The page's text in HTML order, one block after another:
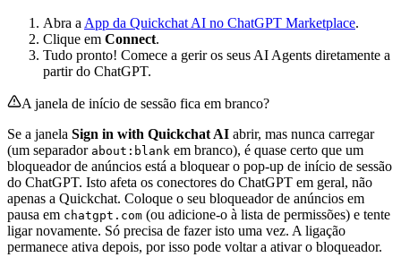
Abra a App da Quickchat AI no ChatGPT Marketplace.
Clique em Connect.
Tudo pronto! Comece a gerir os seus AI Agents diretamente a
partir do ChatGPT.
A janela de início de sessão fica em branco?
Se a janela Sign in with Quickchat AI abrir, mas nunca carregar
(um separador about:blank em branco), é quase certo que um
bloqueador de anúncios está a bloquear o pop-up de início de sessão
do ChatGPT. Isto afeta os conectores do ChatGPT em geral, não
apenas a Quickchat. Coloque o seu bloqueador de anúncios em
pausa em chatgpt.com (ou adicione-o à lista de permissões) e tente
ligar novamente. Só precisa de fazer isto uma vez. A ligação
permanece ativa depois, por isso pode voltar a ativar o bloqueador.